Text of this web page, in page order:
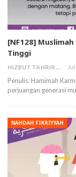
[NF128]
Tinggi
HIZBUT TAHRIR MALAYSIA
Penulis: Hamimah
perjuangan generasi
NAHDAH FIKRIYYAH